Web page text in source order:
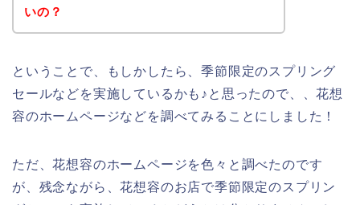
いの？
ということで、もしかしたら、季節限定のスプリング
セールなどを実施しているかも♪と思ったので、、花想
容のホームページなどを調べてみることにしました！
ただ、花想容のホームページを色々と調べたのです
が、残念ながら、花想容のお店で季節限定のスプリン